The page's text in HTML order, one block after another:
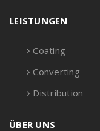
LEISTUNGEN
Coating
Converting
Distribution
ÜBER UNS